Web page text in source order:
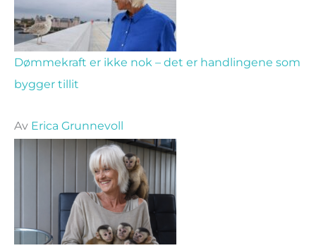
Dømmekraft er ikke nok – det er handlingene som
bygger tillit
Av Erica Grunnevoll